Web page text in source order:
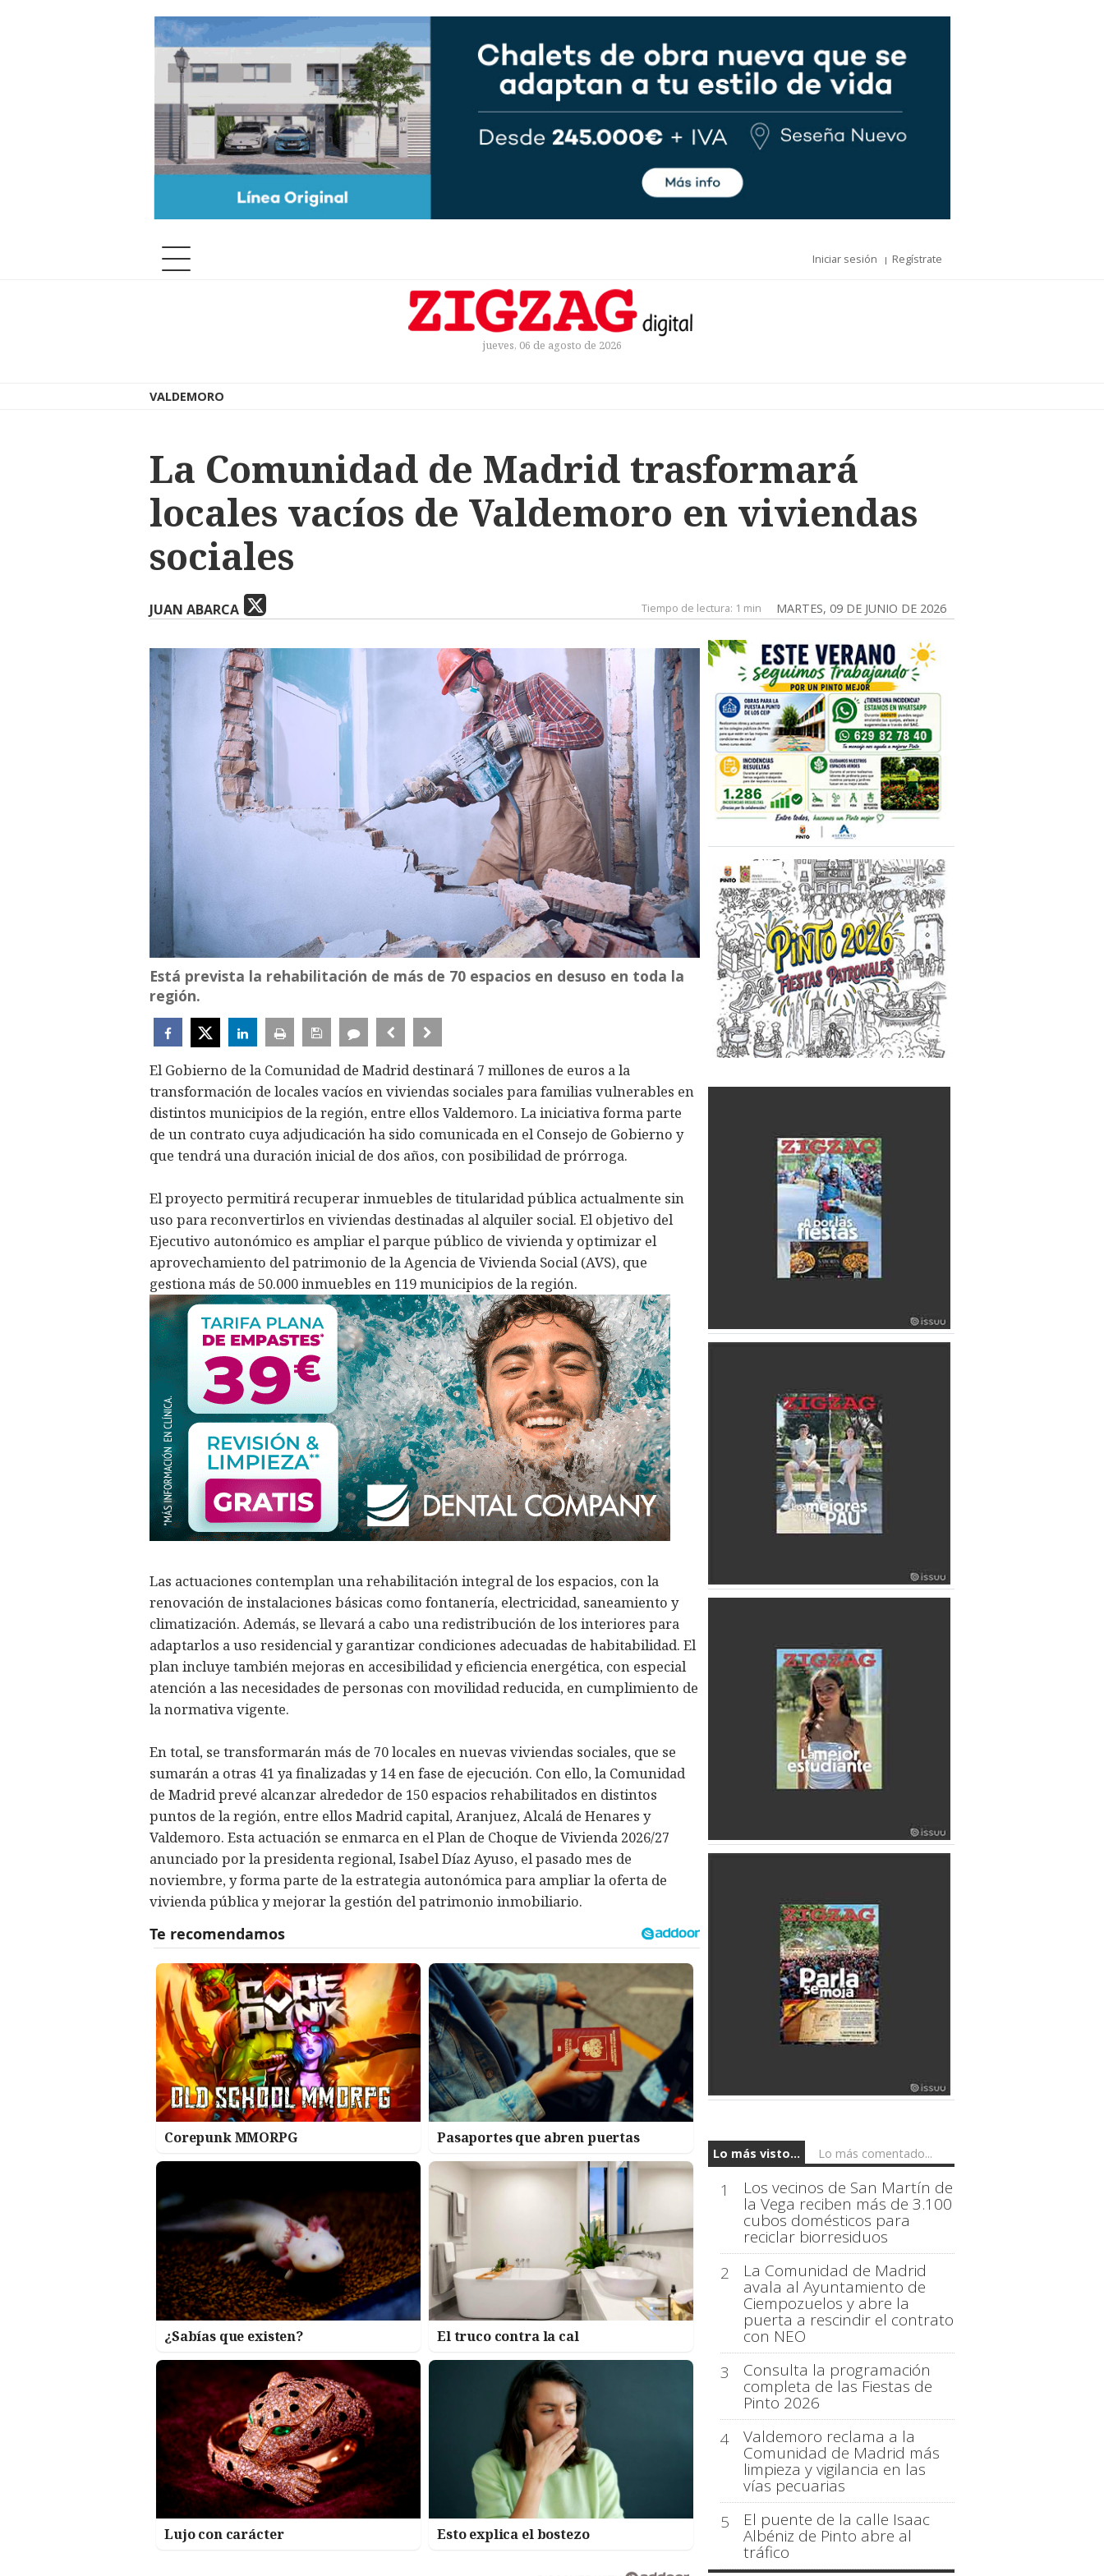
Iniciar sesión Regístrate
jueves, 06 de agosto de 2026
VALDEMORO
La Comunidad de Madrid trasformará
locales vacíos de Valdemoro en viviendas
sociales
JUAN ABARCA MARTES, 09 DE JUNIO DE 2026
Tiempo de lectura: 1 min
Está prevista la rehabilitación de más de 70 espacios en desuso en toda la
región.
El Gobierno de la Comunidad de Madrid destinará 7 millones de euros a la
transformación de locales vacíos en viviendas sociales para familias vulnerables en
distintos municipios de la región, entre ellos Valdemoro. La iniciativa forma parte
de un contrato cuya adjudicación ha sido comunicada en el Consejo de Gobierno y
que tendrá una duración inicial de dos años, con posibilidad de prórroga.
El proyecto permitirá recuperar inmuebles de titularidad pública actualmente sin
uso para reconvertirlos en viviendas destinadas al alquiler social. El objetivo del
Ejecutivo autonómico es ampliar el parque público de vivienda y optimizar el
aprovechamiento del patrimonio de la Agencia de Vivienda Social (AVS), que
gestiona más de 50.000 inmuebles en 119 municipios de la región.
Las actuaciones contemplan una rehabilitación integral de los espacios, con la
renovación de instalaciones básicas como fontanería, electricidad, saneamiento y
climatización. Además, se llevará a cabo una redistribución de los interiores para
adaptarlos a uso residencial y garantizar condiciones adecuadas de habitabilidad. El
plan incluye también mejoras en accesibilidad y eficiencia energética, con especial
atención a las necesidades de personas con movilidad reducida, en cumplimiento de
la normativa vigente.
En total, se transformarán más de 70 locales en nuevas viviendas sociales, que se
sumarán a otras 41 ya finalizadas y 14 en fase de ejecución. Con ello, la Comunidad
de Madrid prevé alcanzar alrededor de 150 espacios rehabilitados en distintos
puntos de la región, entre ellos Madrid capital, Aranjuez, Alcalá de Henares y
Valdemoro. Esta actuación se enmarca en el Plan de Choque de Vivienda 2026/27
anunciado por la presidenta regional, Isabel Díaz Ayuso, el pasado mes de
noviembre, y forma parte de la estrategia autonómica para ampliar la oferta de
vivienda pública y mejorar la gestión del patrimonio inmobiliario.
Corepunk MMORPG Pasaportes que abren puertas
¿Sabías que existen? El truco contra la cal
Lujo con carácter Esto explica el bostezo
Lo más visto... Lo más comentado...
1 Los vecinos de San Martín de
la Vega reciben más de 3.100
cubos domésticos para
reciclar biorresiduos
2
La Comunidad de Madrid
avala al Ayuntamiento de
Ciempozuelos y abre la
puerta a rescindir el contrato
con NEO
3
Consulta la programación
completa de las Fiestas de
Pinto 2026
4
Valdemoro reclama a la
Comunidad de Madrid más
limpieza y vigilancia en las
vías pecuarias
5
El puente de la calle Isaac
Albéniz de Pinto abre al
tráfico